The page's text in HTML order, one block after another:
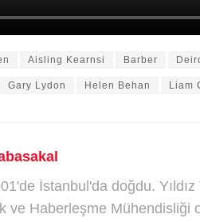
Aisling Kearnsi Barber
Gary Lydon Helen Behan Liam
İstanbul'da doğdu.
ve Haberleşme Mühendisliği